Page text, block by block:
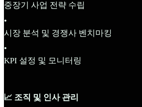
중장기 사업 전략 수립
•
시장 분석 및 경쟁사 벤치마킹
•
KPI 설정 및 모니터링
📈 조직 및 인사 관리